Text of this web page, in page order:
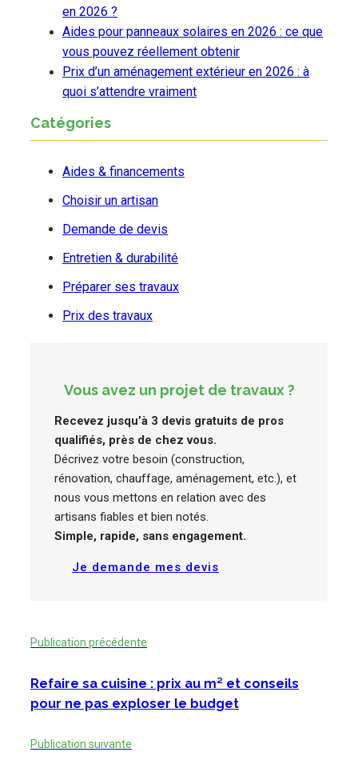
en 2026 ?
Aides pour panneaux solaires en 2026 : ce que
vous pouvez réellement obtenir
Prix d’un aménagement extérieur en 2026 : à
quoi s’attendre vraiment
Catégories
Aides & financements
Choisir un artisan
Demande de devis
Entretien & durabilité
Préparer ses travaux
Prix des travaux
Vous avez un projet de travaux ?
Recevez jusqu’à 3 devis gratuits de pros
qualifiés, près de chez vous.
Décrivez votre besoin (construction,
rénovation, chauffage, aménagement, etc.), et
nous vous mettons en relation avec des
artisans fiables et bien notés.
Simple, rapide, sans engagement.
Je demande mes devis
Publication précédente
Refaire sa cuisine : prix au m² et conseils
pour ne pas exploser le budget
Publication suivante